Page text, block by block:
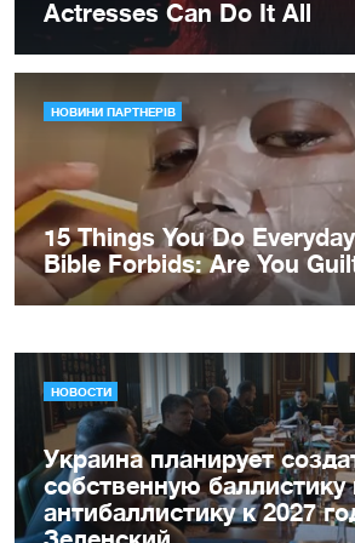
НОВОСТИ
Украина планирует
собственную баллистику
антибаллистику к 2027